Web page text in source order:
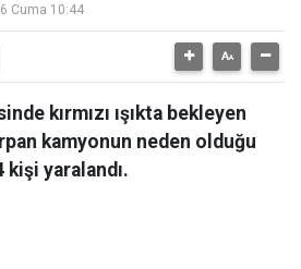
Cuma 10:44
kırmızı ışıkta bekleyen
kamyonun neden olduğu
yaralandı.